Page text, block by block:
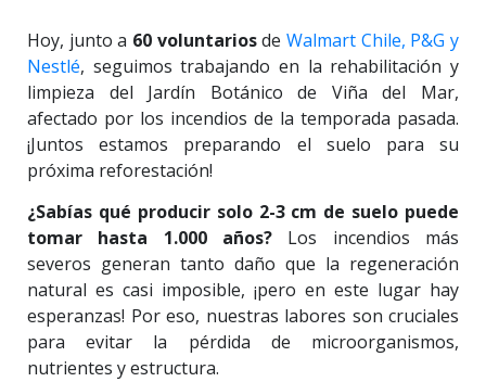
Hoy, junto a 60 voluntariosdeWalmart Chile, P&G y
Nestlé, seguimos trabajando en la rehabilitación y
limpieza del Jardín Botánico de Viña del Mar,
afectado por los incendios de la temporada pasada.
¡Juntos estamos preparando el suelo para su
próxima reforestación!
¿Sabías qué producir solo 2-3 cm de suelo puede
tomar hasta 1.000 años? Los incendios más
severos generan tanto daño que la regeneración
natural es casi imposible, ¡pero en este lugar hay
esperanzas! Por eso, nuestras labores son cruciales
para evitar la pérdida de microorganismos,
nutrientes y estructura.